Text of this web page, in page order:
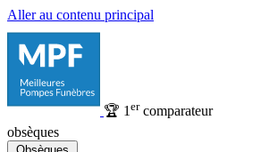
Aller au contenu principal
🏆 1 ercomparateur
obsèques